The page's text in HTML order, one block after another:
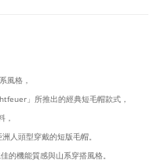
風格，
」所推出的經典短毛帽款式，
，
人頭型穿戴的短版毛帽。
的機能質感與山系穿搭風格。